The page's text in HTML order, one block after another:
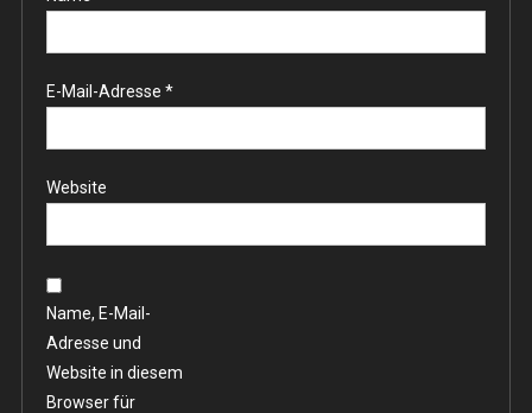
E-Mail-Adresse *
Website
Name, E-Mail-
Adresse und
Website in diesem
Browser für